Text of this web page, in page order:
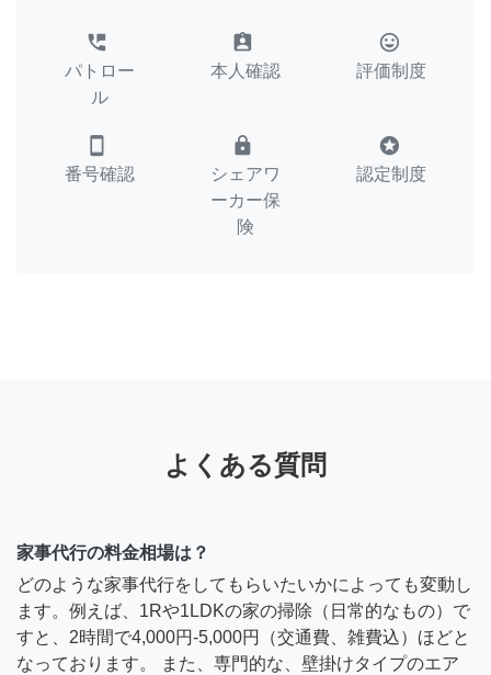
perm_phone_msg
パトロー
ル
assignment_ind
本人確認
tag_faces
評価制度
smartphone
番号確認
lock
シェアワ
ーカー保
険
stars
認定制度
よくある質問
家事代行の料金相場は？
どのような家事代行をしてもらいたいかによっても変動し
ます。例えば、1Rや1LDKの家の掃除（日常的なもの）で
すと、2時間で4,000円-5,000円（交通費、雑費込）ほどと
なっております。 また、専門的な、壁掛けタイプのエア